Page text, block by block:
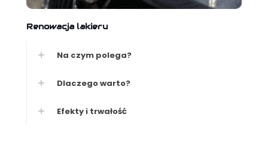
Renowacja lakieru
Na czym polega?
Dlaczego warto?
Efekty i trwałość